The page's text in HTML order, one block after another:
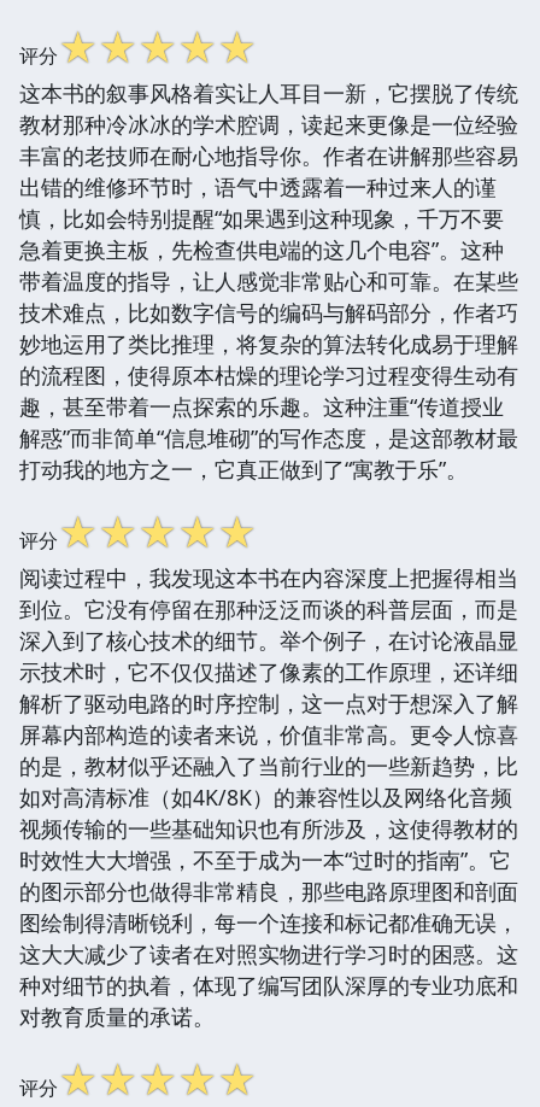
评分☆☆☆☆☆
这本书的叙事风格着实让人耳目一新，它摆脱了传统
教材那种冷冰冰的学术腔调，读起来更像是一位经验
丰富的老技师在耐心地指导你。作者在讲解那些容易
出错的维修环节时，语气中透露着一种过来人的谨
慎，比如会特别提醒“如果遇到这种现象，千万不要
急着更换主板，先检查供电端的这几个电容”。这种
带着温度的指导，让人感觉非常贴心和可靠。在某些
技术难点，比如数字信号的编码与解码部分，作者巧
妙地运用了类比推理，将复杂的算法转化成易于理解
的流程图，使得原本枯燥的理论学习过程变得生动有
趣，甚至带着一点探索的乐趣。这种注重“传道授业
解惑”而非简单“信息堆砌”的写作态度，是这部教材最
打动我的地方之一，它真正做到了“寓教于乐”。
评分☆☆☆☆☆
阅读过程中，我发现这本书在内容深度上把握得相当
到位。它没有停留在那种泛泛而谈的科普层面，而是
深入到了核心技术的细节。举个例子，在讨论液晶显
示技术时，它不仅仅描述了像素的工作原理，还详细
解析了驱动电路的时序控制，这一点对于想深入了解
屏幕内部构造的读者来说，价值非常高。更令人惊喜
的是，教材似乎还融入了当前行业的一些新趋势，比
如对高清标准（如4K/8K）的兼容性以及网络化音频
视频传输的一些基础知识也有所涉及，这使得教材的
时效性大大增强，不至于成为一本“过时的指南”。它
的图示部分也做得非常精良，那些电路原理图和剖面
图绘制得清晰锐利，每一个连接和标记都准确无误，
这大大减少了读者在对照实物进行学习时的困惑。这
种对细节的执着，体现了编写团队深厚的专业功底和
对教育质量的承诺。
评分☆☆☆☆☆